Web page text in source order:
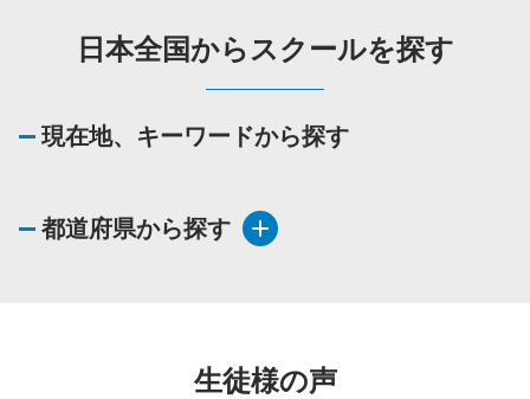
日本全国からスクールを探す
現在地、キーワードから探す
都道府県から探す
生徒様の声